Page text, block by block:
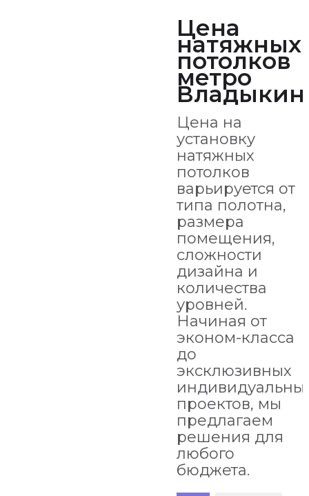
Цена
натяжных
потолков
метро
Цена на
установку
натяжных
потолков
варьируется от
типа полотна,
размера
помещения,
сложности
дизайна и
количества
уровней.
Начиная от
эконом-класса
до
эксклюзивных
проектов, мы
предлагаем
решения для
любого
бюджета.